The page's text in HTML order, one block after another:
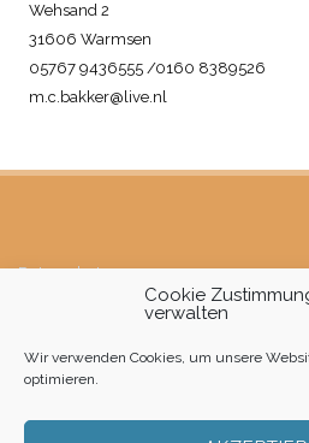
Cookie
verwalten
Wir verwenden Cookies, um unsere
optimieren.
Wehsand 2
31606 Warmsen
05767 9436555 /0160 8389526
m.c.bakker@live.nl
Datenschutz
Cookie-Richtlinie (EU)